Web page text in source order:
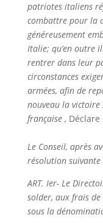
patriotes italiens
combattre pour la
généreusement
Italie; qu’en outre
rentrer dans leur
circonstances
armées, afin de
nouveau la victoire
française , Déclare
Le Conseil, après
résolution suivante
ART. Ier- Le
solder, aux frais de
sous la